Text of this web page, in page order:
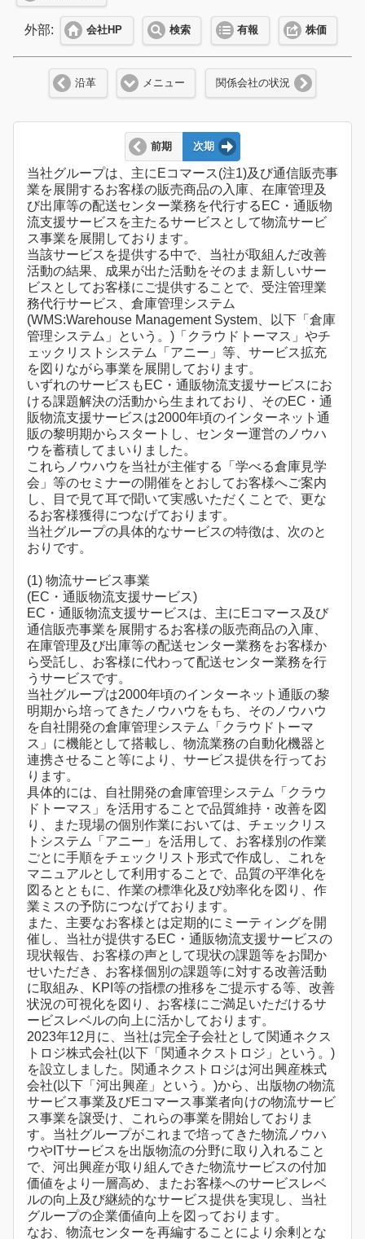
外部: 会社HP 検索 有報 株価
沿革 メニュー 関係会社の状況
前期 次期
当社グループは、主にEコマース(注1)及び通信販売事
業を展開するお客様の販売商品の入庫、在庫管理及
び出庫等の配送センター業務を代行するEC・通販物
流支援サービスを主たるサービスとして物流サービ
ス事業を展開しております。
当該サービスを提供する中で、当社が取組んだ改善
活動の結果、成果が出た活動をそのまま新しいサー
ビスとしてお客様にご提供することで、受注管理業
務代行サービス、倉庫管理システム
(WMS:Warehouse Management System、以下「倉庫
管理システム」という。)「クラウドトーマス」やチ
ェックリストシステム「アニー」等、サービス拡充
を図りながら事業を展開しております。
いずれのサービスもEC・通販物流支援サービスにお
ける課題解決の活動から生まれており、そのEC・通
販物流支援サービスは2000年頃のインターネット通
販の黎明期からスタートし、センター運営のノウハ
ウを蓄積してまいりました。
これらノウハウを当社が主催する「学べる倉庫見学
会」等のセミナーの開催をとおしてお客様へご案内
し、目で見て耳で聞いて実感いただくことで、更な
るお客様獲得につなげております。
当社グループの具体的なサービスの特徴は、次のと
おりです。
(1) 物流サービス事業
(EC・通販物流支援サービス)
EC・通販物流支援サービスは、主にEコマース及び
通信販売事業を展開するお客様の販売商品の入庫、
在庫管理及び出庫等の配送センター業務をお客様か
ら受託し、お客様に代わって配送センター業務を行
うサービスです。
当社グループは2000年頃のインターネット通販の黎
明期から培ってきたノウハウをもち、そのノウハウ
を自社開発の倉庫管理システム「クラウドトーマ
ス」に機能として搭載し、物流業務の自動化機器と
連携させること等により、サービス提供を行ってお
ります。
具体的には、自社開発の倉庫管理システム「クラウ
ドトーマス」を活用することで品質維持・改善を図
り、また現場の個別作業においては、チェックリス
トシステム「アニー」を活用して、お客様別の作業
ごとに手順をチェックリスト形式で作成し、これを
マニュアルとして利用することで、品質の平準化を
図るとともに、作業の標準化及び効率化を図り、作
業ミスの予防につなげております。
また、主要なお客様とは定期的にミーティングを開
催し、当社が提供するEC・通販物流支援サービスの
現状報告、お客様の声として現状の課題等をお聞か
せいただき、お客様個別の課題等に対する改善活動
に取組み、KPI等の指標の推移をご提示する等、改善
状況の可視化を図り、お客様にご満足いただけるサ
ービスレベルの向上に活かしております。
2023年12月に、当社は完全子会社として関通ネクス
トロジ株式会社(以下「関通ネクストロジ」という。)
を設立しました。関通ネクストロジは河出興産株式
会社(以下「河出興産」という。)から、出版物の物流
サービス事業及びEコマース事業者向けの物流サービ
ス事業を譲受け、これらの事業を開始しておりま
す。当社グループがこれまで培ってきた物流ノウハ
ウやITサービスを出版物流の分野に取り入れること
で、河出興産が取り組んできた物流サービスの付加
価値をより一層高め、またお客様へのサービスレベ
ルの向上及び継続的なサービス提供を実現し、当社
グループの企業価値向上を図っております。
なお、物流センターを再編することにより余剰とな